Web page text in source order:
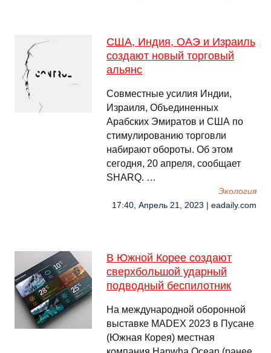
США, Индия, ОАЭ и Израиль
создают новый торговый
альянс
Совместные усилия Индии,
Израиля, Объединенных
Арабских Эмиратов и США по
стимулированию торговли
набирают обороты. Об этом
сегодня, 20 апреля, сообщает
SHARQ. …
Экология
17:40, Апрель 21, 2023 | eadaily.com
В Южной Корее создают
сверхбольшой ударный
подводный беспилотник
На международной оборонной
выставке MADEX 2023 в Пусане
(Южная Корея) местная